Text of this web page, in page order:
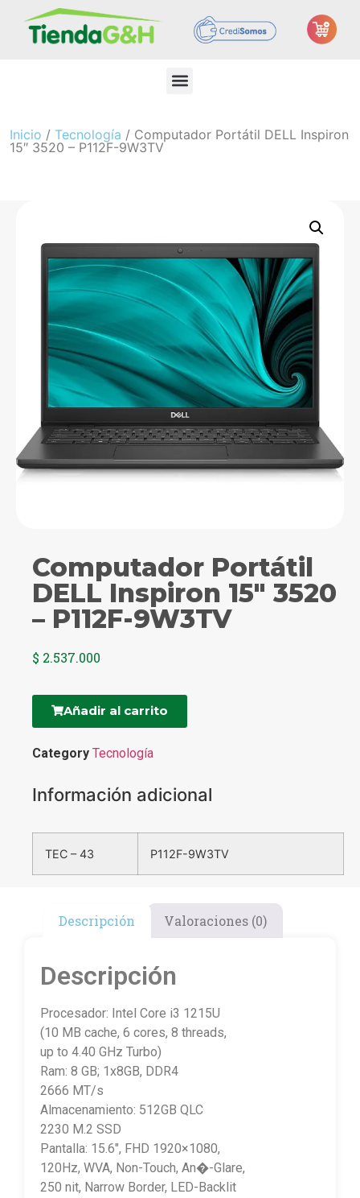
Inicio / Tecnología / Computador Portátil DELL Inspiron
15″ 3520 – P112F-9W3TV
Computador Portátil
DELL Inspiron 15″ 3520
– P112F-9W3TV
$ 2.537.000
Añadir al carrito
Category Tecnología
Información adicional
TEC – 43 P112F-9W3TV
Descripción Valoraciones (0)
Descripción
Procesador: Intel Core i3 1215U
(10 MB cache, 6 cores, 8 threads,
up to 4.40 GHz Turbo)
Ram: 8 GB; 1x8GB, DDR4
2666 MT/s
Almacenamiento: 512GB QLC
2230 M.2 SSD
Pantalla: 15.6″, FHD 1920×1080,
120Hz, WVA, Non-Touch, An�-Glare,
250 nit, Narrow Border, LED-Backlit